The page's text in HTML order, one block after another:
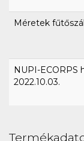
Méretek
NUPI-ECORPS
2022.10.03.